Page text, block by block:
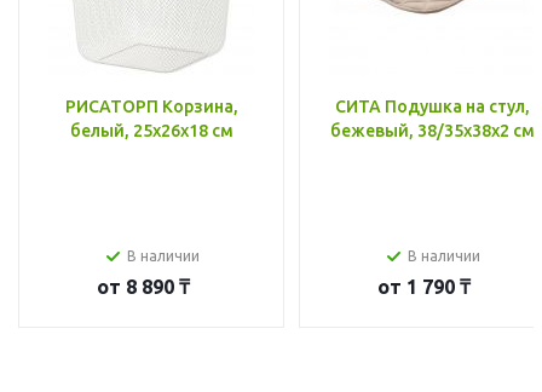
РИСАТОРП Корзина,
белый, 25x26x18 см
В наличии
от 8 890 ₸
СИТА Подушка на стул,
бежевый, 38/35x38x2 см
В наличии
от 1 790 ₸